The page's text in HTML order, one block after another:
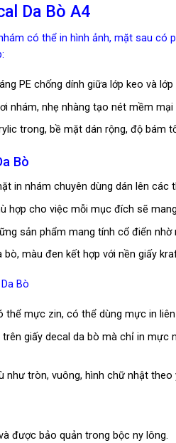
Da Bò A4
có thể in hình ảnh, mặt sau
PE chống dính giữa lớp keo và lớp
nhám, nhẹ nhàng tạo nét mềm mại
trong, bề mặt dán rộng, độ bám
Bò
in nhám chuyên dùng dán lên các
hợp cho việc mỗi mục đích sẽ
sản phẩm mang tính cổ điển
bò, màu đen kết hợp với nền giấy
Bò
thể mực zin, có thể dùng mực in
giấy decal da bò mà chỉ in
như tròn, vuông, hình chữ nhật
được bảo quản trong bộc ny lông.